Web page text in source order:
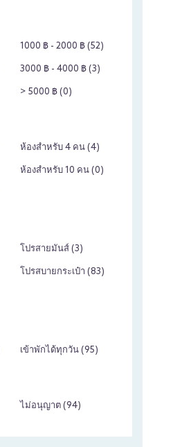
1000 ฿ - 2000 ฿ (52)
3000 ฿ - 4000 ฿ (3)
> 5000 ฿ (0)
ห้องสำหรับ 4 คน (4)
ห้องสำหรับ 10 คน (0)
โปรสายมันส์ (3)
โปรสบายกระเป๋า (83)
เข้าพักได้ทุกวัน ( 95)
ไม่อนุญาต ( 94)